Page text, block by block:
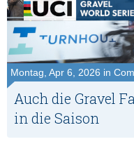
Montag, Apr 6, 2026 in
Auch die Gravel
in die Saison